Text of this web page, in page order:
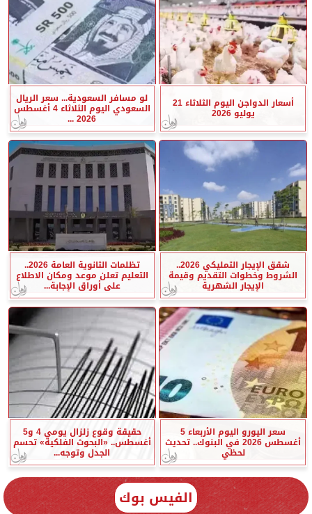
أسعار الدواجن اليوم الثلاثاء 21
يوليو 2026
لو مسافر السعودية... سعر الريال
السعودي اليوم الثلاثاء 4 أغسطس
2026 ...
شقق الإيجار التمليكي 2026..
الشروط وخطوات التقديم وقيمة
الإيجار الشهرية
تظلمات الثانوية العامة 2026..
التعليم تعلن موعد ومكان الاطلاع
على أوراق الإجابة...
سعر اليورو اليوم الأربعاء 5
أغسطس 2026 في البنوك.. تحديث
لحظي
حقيقة وقوع زلزال يومي 4 و5
أغسطس.. «البحوث الفلكية» تحسم
الجدل وتوجه...
الفيس بوك